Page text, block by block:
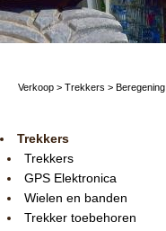
Verkoop > Trekkers > Beregening
Trekkers
Trekkers
GPS Elektronica
Wielen en banden
Trekker toebehoren